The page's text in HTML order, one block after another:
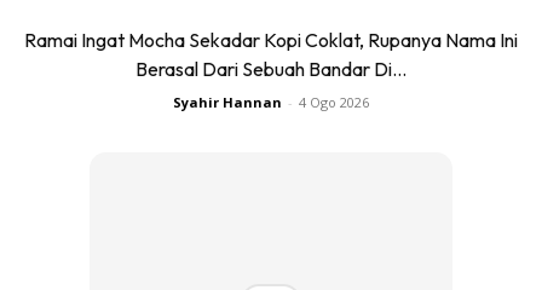
Pengalaman merancang perjalanan bersama rakan dan
keluarga(19%)
Ramai Ingat Mocha Sekadar Kopi Coklat, Rupanya Nama Ini
Berasal Dari Sebuah Bandar Di...
Syahir Hannan - 4 Ogo 2026